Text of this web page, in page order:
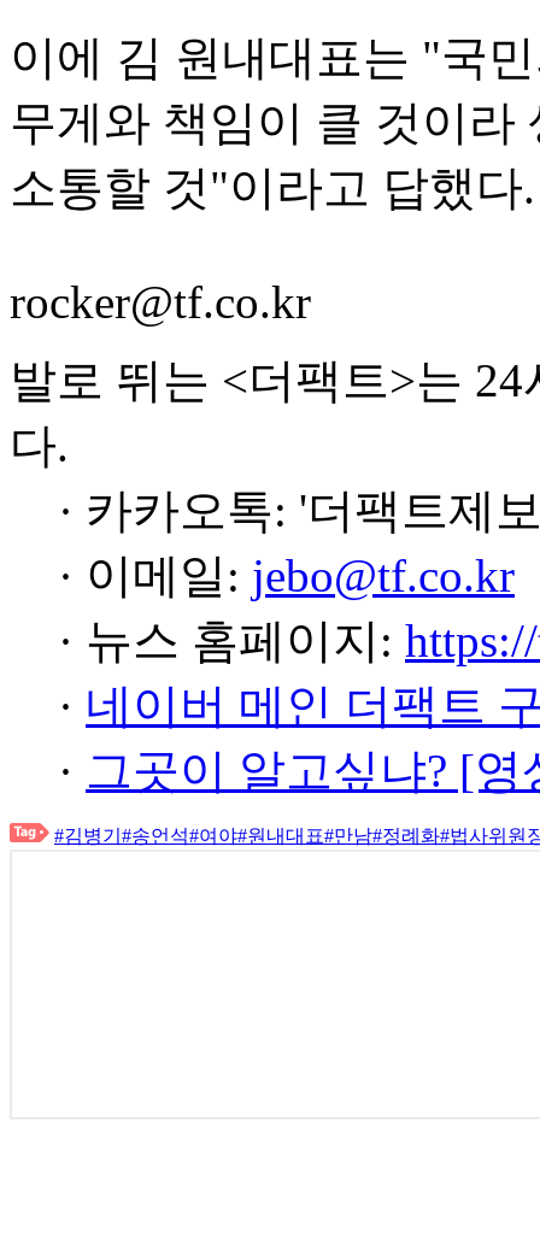
이에 김 원내대표는 "국
무게와 책임이 클 것이
소통할 것"이라고 답했다.
rocker@tf.co.kr
발로 뛰는 <더팩트>는
다.
· 카카오톡: '더팩트제
· 이메일: jebo@tf.co.kr
· 뉴스 홈페이지:
· 네이버 메인 더팩트
· 그곳이 알고싶냐? [
#김병기 #송언석#여야#원내대표#만남#정례화#법사위원